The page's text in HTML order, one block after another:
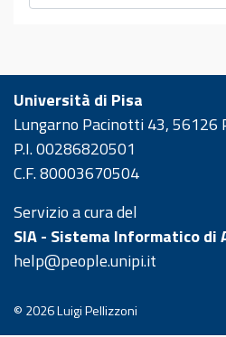
Università di Pisa
Lungarno Pacinotti 43, 56126
P.I. 00286820501
C.F. 80003670504
Servizio a cura del
SIA - Sistema Informatico di
help@people.unipi.it
© 2026Luigi Pellizzoni